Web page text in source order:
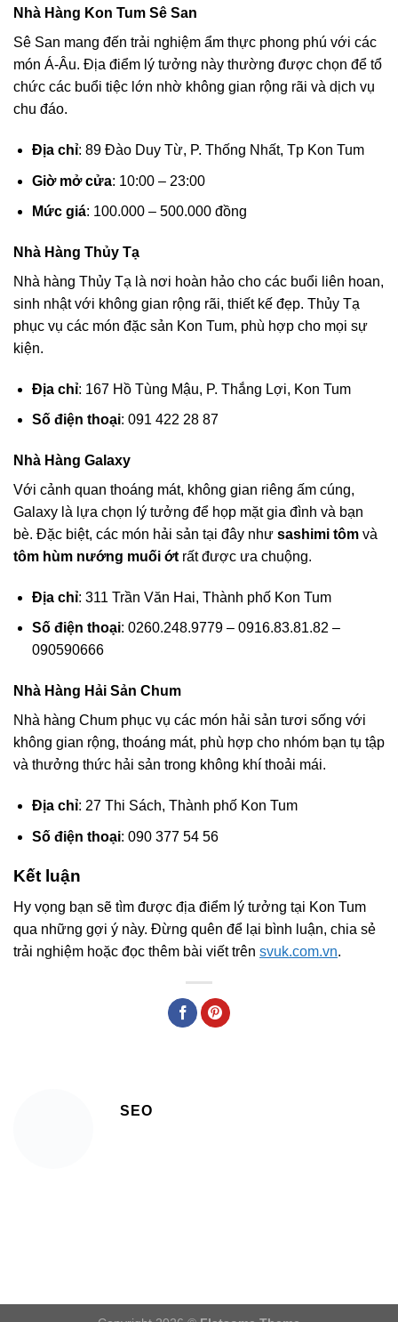
Nhà Hàng Kon Tum Sê San
Sê San mang đến trải nghiệm ẩm thực phong phú với các
món Á-Âu. Địa điểm lý tưởng này thường được chọn để tổ
chức các buổi tiệc lớn nhờ không gian rộng rãi và dịch vụ
chu đáo.
Địa chỉ: 89 Đào Duy Từ, P. Thống Nhất, Tp Kon Tum
Giờ mở cửa: 10:00 – 23:00
Mức giá: 100.000 – 500.000 đồng
Nhà Hàng Thủy Tạ
Nhà hàng Thủy Tạ là nơi hoàn hảo cho các buổi liên hoan,
sinh nhật với không gian rộng rãi, thiết kế đẹp. Thủy Tạ
phục vụ các món đặc sản Kon Tum, phù hợp cho mọi sự
kiện.
Địa chỉ: 167 Hồ Tùng Mậu, P. Thắng Lợi, Kon Tum
Số điện thoại: 091 422 28 87
Nhà Hàng Galaxy
Với cảnh quan thoáng mát, không gian riêng ấm cúng,
Galaxy là lựa chọn lý tưởng để họp mặt gia đình và bạn
bè. Đặc biệt, các món hải sản tại đây như sashimi tôm và
tôm hùm nướng muối ớt rất được ưa chuộng.
Địa chỉ: 311 Trần Văn Hai, Thành phố Kon Tum
Số điện thoại: 0260.248.9779 – 0916.83.81.82 –
090590666
Nhà Hàng Hải Sản Chum
Nhà hàng Chum phục vụ các món hải sản tươi sống với
không gian rộng, thoáng mát, phù hợp cho nhóm bạn tụ tập
và thưởng thức hải sản trong không khí thoải mái.
Địa chỉ: 27 Thi Sách, Thành phố Kon Tum
Số điện thoại: 090 377 54 56
Kết luận
Hy vọng bạn sẽ tìm được địa điểm lý tưởng tại Kon Tum
qua những gợi ý này. Đừng quên để lại bình luận, chia sẻ
trải nghiệm hoặc đọc thêm bài viết trên svuk.com.vn.
SEO